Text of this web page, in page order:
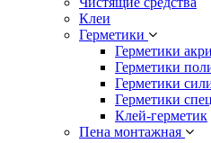
Клеи
Герметики
Герметики
Герметики
Герметики
Герметики
Клей-герметик
Пена монтажная